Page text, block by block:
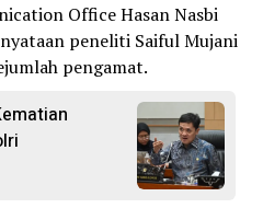
Office Hasan Nasbi
peneliti Saiful Mujani
pengamat.